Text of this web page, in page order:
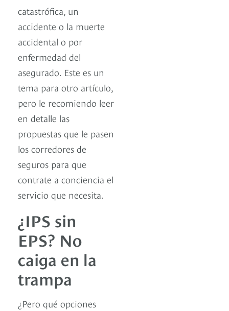
catastrófica, un
accidente o la muerte
accidental o por
enfermedad del
asegurado. Este es un
tema para otro artículo,
pero le recomiendo leer
en detalle las
propuestas que le pasen
los corredores de
seguros para que
contrate a conciencia el
servicio que necesita.
¿IPS sin
EPS? No
caiga en la
trampa
¿Pero qué opciones